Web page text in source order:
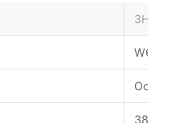
ЗНАЧЕНИЕ
W6D500-
Осевой
380 В